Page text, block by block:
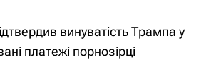
винуватість Трампа у
платежі порнозірці